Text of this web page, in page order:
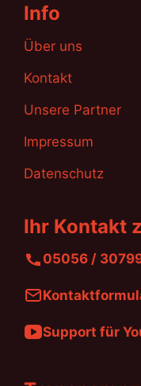
Info
Über uns
Kontakt
Unsere Partner
Impressum
Datenschutz
Ihr Kontakt
05056 /
Support für